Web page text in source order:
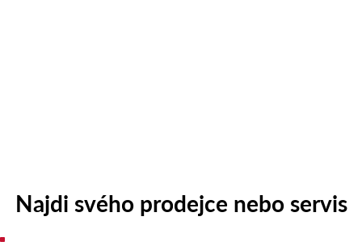
Najdi svého prodejce nebo servis